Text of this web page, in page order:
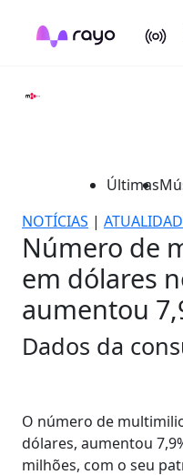
On Air
Últimas
NOTÍCIAS |
Número de
em dólares
aumentou
Dados da
O número de
dólares, aumentou
milhões, com o seu